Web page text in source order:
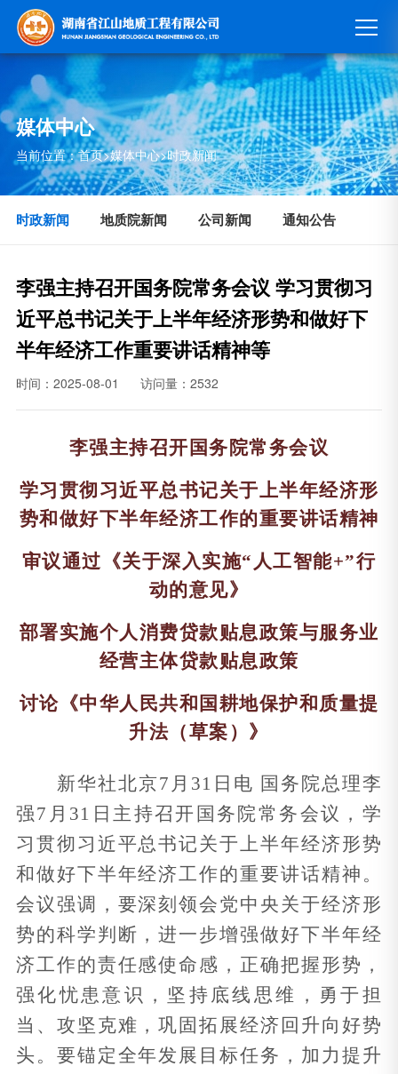
媒体中心
当前位置：首页>媒体中心>时政新闻
时政新闻 地质院新闻 公司新闻 通知公告
李强主持召开国务院常务会议 学习贯彻习
近平总书记关于上半年经济形势和做好下
半年经济工作重要讲话精神等
时间：2025-08-01 访问量：2532
李强主持召开国务院常务会议
学习贯彻习近平总书记关于上半年经济形
势和做好下半年经济工作的重要讲话精神
审议通过《关于深入实施“人工智能+”行
动的意见》
部署实施个人消费贷款贴息政策与服务业
经营主体贷款贴息政策
讨论《中华人民共和国耕地保护和质量提
升法（草案）》
新华社北京7月31日电 国务院总理李
强7月31日主持召开国务院常务会议，学
习贯彻习近平总书记关于上半年经济形势
和做好下半年经济工作的重要讲话精神。
会议强调，要深刻领会党中央关于经济形
势的科学判断，进一步增强做好下半年经
济工作的责任感使命感，正确把握形势，
强化忧患意识，坚持底线思维，勇于担
当、攻坚克难，巩固拓展经济回升向好势
头。要锚定全年发展目标任务，加力提升